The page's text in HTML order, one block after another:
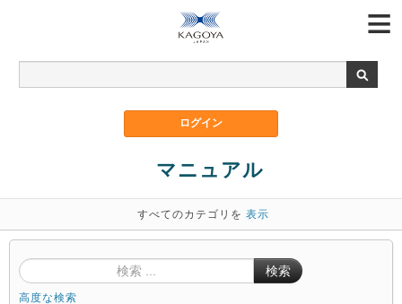
マニュアル
すべてのカテゴリを 表示
検索
高度な検索